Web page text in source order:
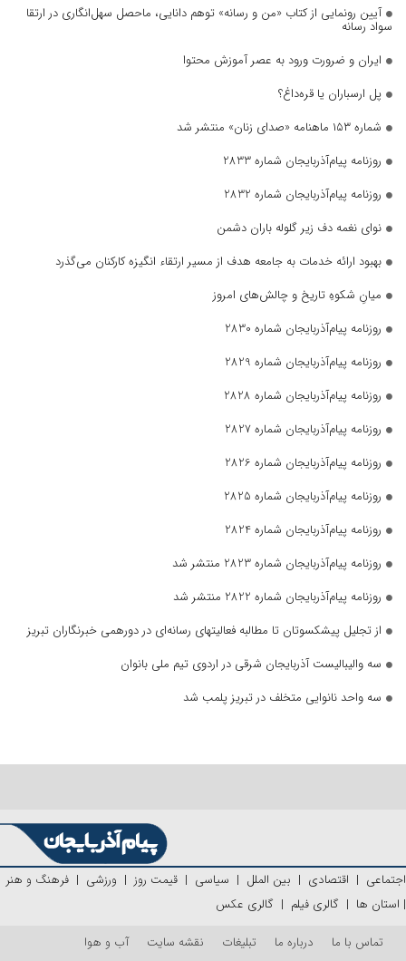
آیین رونمایی از کتاب «من و رسانه» توهم دانایی، ماحصل سهل‌انگاری در ارتقا
سواد رسانه
ایران و ضرورت ورود به عصر آموزش محتوا
پل ارسباران یا قره‌داغ؟
شماره ۱۵۳ ماهنامه «صدای زنان» منتشر شد
روزنامه پیام‌آذربایجان شماره 2833
روزنامه پیام‌آذربایجان شماره 2832
نوای نغمه دف زیر گلوله باران دشمن
بهبود ارائه خدمات به جامعه هدف از مسیر ارتقاء انگیزه کارکنان می‌گذرد
میانِ شکوهِ تاریخ و چالش‌های امروز
روزنامه پیام‌آذربایجان شماره 2830
روزنامه پیام‌آذربایجان شماره 2829
روزنامه پیام‌آذربایجان شماره 2828
روزنامه پیام‌آذربایجان شماره 2827
روزنامه پیام‌آذربایجان شماره 2826
روزنامه پیام‌آذربایجان شماره 2825
روزنامه پیام‌آذربایجان شماره 2824
روزنامه پیام‌آذربایجان شماره 2823 منتشر شد
روزنامه پیام‌آذربایجان شماره 2822 منتشر شد
از تجلیل پیشکسوتان تا مطالبه فعالیتهای رسانه‌ای در دورهمی خبرنگاران تبریز
سه والیبالیست آذربایجان‌ شرقی در اردوی تیم ملی بانوان
سه واحد نانوایی متخلف در تبریز پلمب شد
اجتماعی | اقتصادی | بین الملل | سیاسی | قیمت روز| ورزشی | فرهنگ و هنر
| استان ها | گالری فیلم | گالری عکس
تماس با ما
درباره ما تبلیغات نقشه سایت آب و هوا